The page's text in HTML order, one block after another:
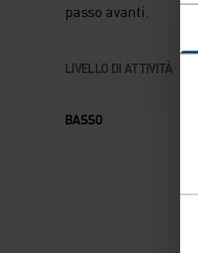
passo avanti.
LIVELLO DI ATTIVITÀ
BASSO